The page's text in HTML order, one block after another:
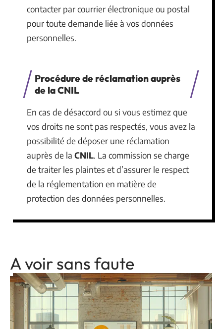
contacter par courrier électronique ou postal
pour toute demande liée à vos données
personnelles.
Procédure de réclamation auprès
de la CNIL
En cas de désaccord ou si vous estimez que
vos droits ne sont pas respectés, vous avez la
possibilité de déposer une réclamation
auprès de la CNIL. La commission se charge
de traiter les plaintes et d’assurer le respect
de la réglementation en matière de
protection des données personnelles.
A voir sans faute